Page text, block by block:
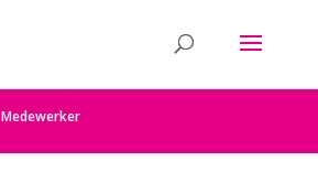
Medewerker